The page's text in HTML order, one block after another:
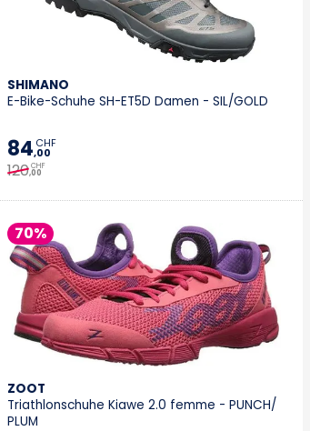
SHIMANO
E-Bike-Schuhe SH-ET5D Damen - SIL/GOLD
84,00
CHF
120,00
CHF
70%
ZOOT
Triathlonschuhe Kiawe 2.0 femme - PUNCH/
PLUM